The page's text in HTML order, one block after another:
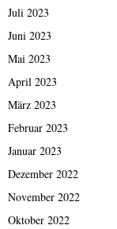
Juli 2023
Juni 2023
Mai 2023
April 2023
März 2023
Februar 2023
Januar 2023
Dezember 2022
November 2022
Oktober 2022